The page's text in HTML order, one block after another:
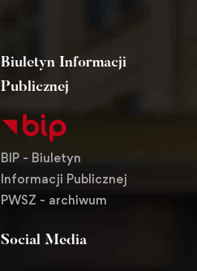
Biuletyn Informacji
Publicznej
BIP - Biuletyn
Informacji Publicznej
PWSZ - archiwum
Social Media